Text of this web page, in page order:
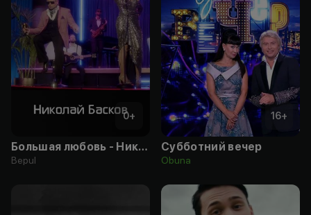
0+
Большая любовь - Николай Басков, Любовь Успенская
Bepul
16+
Субботний вечер
Obuna